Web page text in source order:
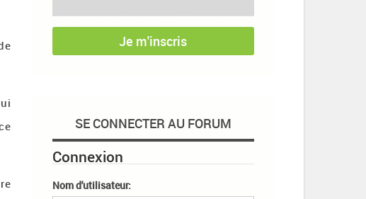
Je m'inscris
SE CONNECTER AU FORUM
Connexion
Nom d'utilisateur: